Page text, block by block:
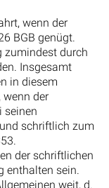
wenn der
BGB genügt.
zumindest durch
Insgesamt
in diesem
wenn der
seinen
schriftlich zum
der schriftlichen
enthalten sein.
weit, d.